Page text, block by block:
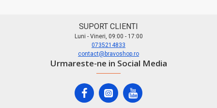
SUPORT CLIENTI
Luni - Vineri, 09:00 - 17:00
0735214833
contact@bravoshop.ro
Urmareste-ne in Social Media